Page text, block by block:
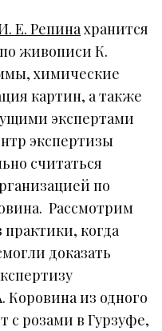
Е. Репина хранится
живописи К.
химические
картин, а также
экспертами
экспертизы
считаться
по
Рассмотрим
когда
доказать
Коровина из одного
с розами в Гурзуфе,